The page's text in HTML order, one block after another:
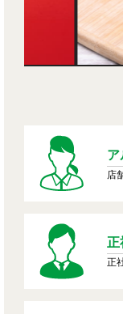
ア
店
正
正